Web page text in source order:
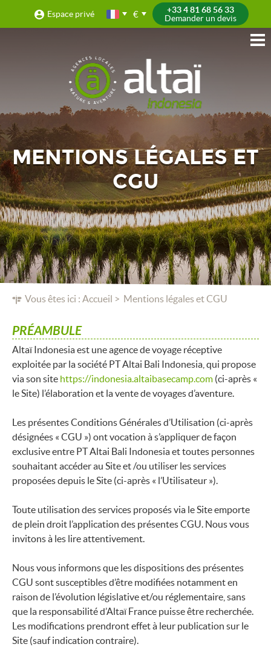
Espace privé €
+33 4 81 68 56 33
Demander un devis
Vous êtes ici : Accueil Mentions légales et CGU
MENTIONS LÉGALES ET
CGU
PRÉAMBULE
Altaï Indonesia est une agence de voyage réceptive
exploitée par la société PT Altai Bali Indonesia, qui propose
via son site https://indonesia.altaibasecamp.com (ci-après «
le Site) l’élaboration et la vente de voyages d’aventure.
Les présentes Conditions Générales d’Utilisation (ci-après
désignées « CGU ») ont vocation à s’appliquer de façon
exclusive entre PT Altai Bali Indonesia et toutes personnes
souhaitant accéder au Site et /ou utiliser les services
proposées depuis le Site (ci-après « l’Utilisateur »).
Toute utilisation des services proposés via le Site emporte
de plein droit l’application des présentes CGU. Nous vous
invitons à les lire attentivement.
Nous vous informons que les dispositions des présentes
CGU sont susceptibles d’être modifiées notamment en
raison de l’évolution législative et/ou réglementaire, sans
que la responsabilité d’Altaï France puisse être recherchée.
Les modifications prendront effet à leur publication sur le
Site (sauf indication contraire).